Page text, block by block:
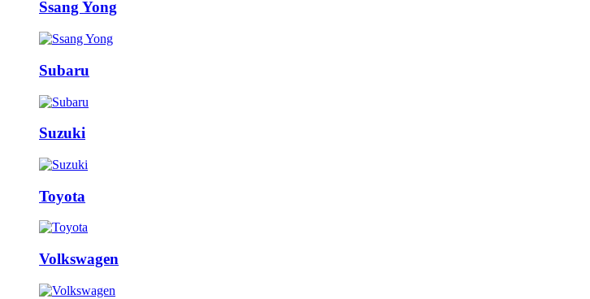
Ssang Yong
Subaru
Suzuki
Toyota
Volkswagen